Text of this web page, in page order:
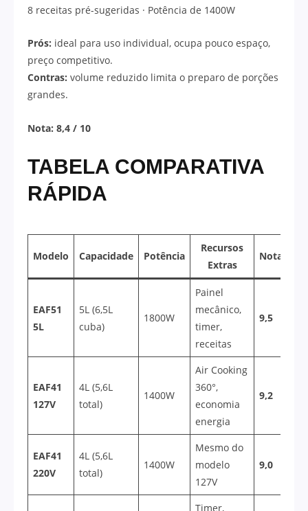
8 receitas pré-sugeridas · Potência de 1400W
Prós: ideal para uso individual, ocupa pouco espaço,
preço competitivo.
Contras: volume reduzido limita o preparo de porções
grandes.
Nota: 8,4 / 10
TABELA COMPARATIVA
RÁPIDA
Modelo Capacidade Potência
Recursos
Extras
Nota
EAF51
5L
5L (6,5L
cuba)
1800W
Painel
mecânico,
timer,
receitas
9,5
EAF41
127V
4L (5,6L
total)
1400W
Air Cooking
360°,
economia
energia
9,2
EAF41
220V
4L (5,6L
total)
1400W
Mesmo do
modelo
127V
9,0
Timer,